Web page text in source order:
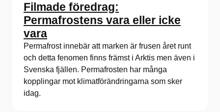
Filmade föredrag:
Permafrostens vara eller icke
vara
Permafrost innebär att marken är frusen året runt
och detta fenomen finns främst i Arktis men även i
Svenska fjällen. Permafrosten har många
kopplingar mot klimatförändringarna som sker
idag.